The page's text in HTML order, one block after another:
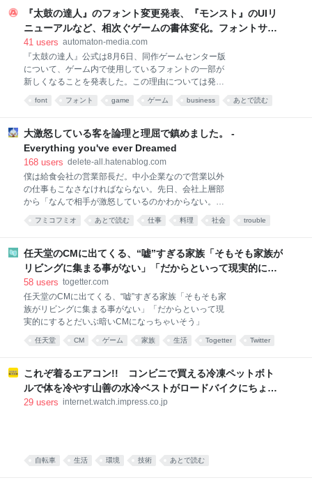
『太鼓の達人』のフォント変更発表、『モンスト』のUIリ
ニューアルなど、相次ぐゲームの書体変化。フォントサー
ビスLETS“大幅値上げ騒動”の影響が、いま表面化か -
AUTOMATON
41 users automaton-media.com
『太鼓の達人』公式は8月6日、同作ゲームセンター版
について、ゲーム内で使用しているフォントの一部が
新しくなることを発表した。この理由については発表
「LETS」の契約改定の影響ではないかとする見方が強
ントワークス株式会社）によって提供されているフォ
ントの年間定額制サブスクリプションサービスだ。同
サービスでは、ゲームへの組み込みを許可するオプシ
ており、多数の作品のゲーム内テキストなどに活用さ
れてきた。 ところが、Monotypeは2025年9月に「フ
ォントワークス LETS アプリ・ゲーム組込オプショ
ン」「フォントワークス LETS軽量化オプション」
font フォント game ゲーム business あとで読む
大激怒している客を論理と理屈で鎮めました。 -
Everything you've ever Dreamed
168 users delete-all.hatenablog.com
僕は給食会社の営業部長だ。中小企業なので営業以外
の仕事もこなさなければならない。先日、会社上層部
から「なんで相手が激怒しているのかわからない。何
とかしてくれ」と泣きつかれて後処理を任された。
「あなたが相手から嫌われているだけでは？」という
の悪いことは聞こえないみたいだ。話を聞くと、クレ
ーム対応で向かった客先で理不尽なほど激烈に怒られ
たらしい。 問題はS県で給食業務を受託している施設
に通ってなくて赤いままだったのだ。施設利用者に届
く前の検食で発覚したので実害はなかった。指摘され
てその場で謝罪、ただちに調理し直して提供した。施
設からは原因の究明と対応策を求められた。ところが
対応がなされないなら解約も考える
フミコフミオ あとで読む 仕事 料理 社会 trouble
任天堂のCMに出てくる、“嘘”すぎる家族「そもそも家族が
リビングに集まる事がない」「だからといって現実的にす
るとだいぶ暗いCMになっちゃいそう」
58 users togetter.com
任天堂のCMに出てくる、“嘘”すぎる家族「そもそも家
族がリビングに集まる事がない」「だからといって現
実的にするとだいぶ暗いCMになっちゃいそう」
任天堂 CM ゲーム 家族 生活 Togetter Twitter
これぞ着るエアコン!! コンビニで買える冷凍ペットボト
ルで体を冷やす山善の水冷ベストがロードバイクにちょう
どいい【ぼっち・ざ・ろーど！その14】【空いた時間でな
29 users internet.watch.impress.co.jp
自転車 生活 環境 技術 あとで読む